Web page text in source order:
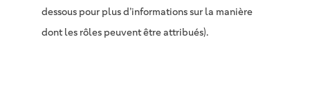
dessous pour plus d’informations sur la manière
dont les rôles peuvent être attribués).